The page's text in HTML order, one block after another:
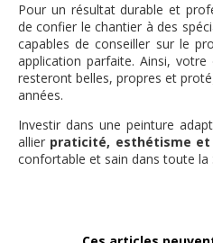
Pour un résultat durable et
de confier le chantier à des
capables de conseiller sur le
application parfaite. Ainsi,
resteront belles, propres et
années.
Investir dans une peinture
allier praticité, esthétisme
confortable et sain dans toute la